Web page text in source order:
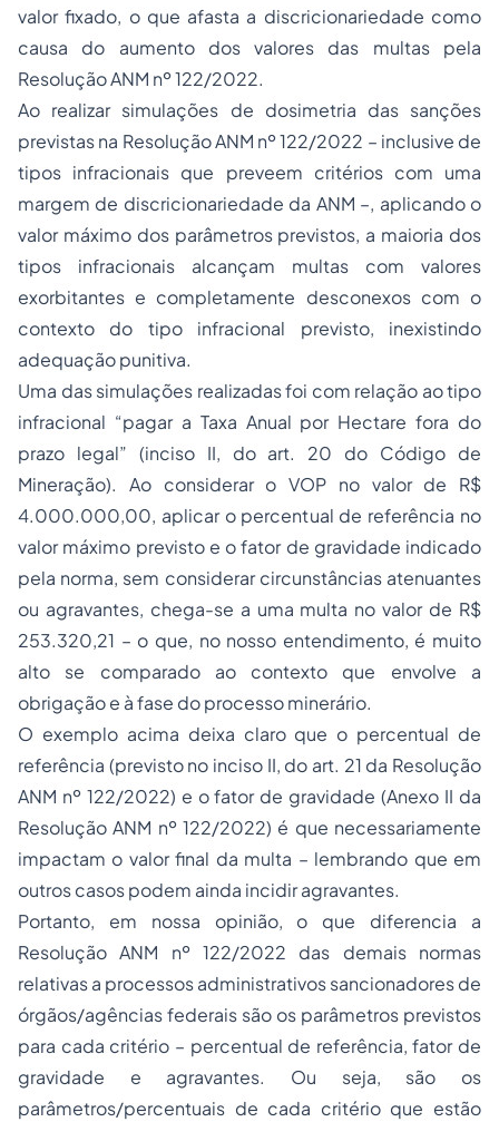
valor fixado, o que afasta a discricionariedade como
causa do aumento dos valores das multas pela
Resolução ANM nº 122/2022.
Ao realizar simulações de dosimetria das sanções
previstas na Resolução ANM nº 122/2022 – inclusive de
tipos infracionais que preveem critérios com uma
margem de discricionariedade da ANM –, aplicando o
valor máximo dos parâmetros previstos, a maioria dos
tipos infracionais alcançam multas com valores
exorbitantes e completamente desconexos com o
contexto do tipo infracional previsto, inexistindo
adequação punitiva.
Uma das simulações realizadas foi com relação ao tipo
infracional “pagar a Taxa Anual por Hectare fora do
prazo legal” (inciso II, do art. 20 do Código de
Mineração). Ao considerar o VOP no valor de R$
4.000.000,00, aplicar o percentual de referência no
valor máximo previsto e o fator de gravidade indicado
pela norma, sem considerar circunstâncias atenuantes
ou agravantes, chega-se a uma multa no valor de R$
253.320,21 – o que, no nosso entendimento, é muito
alto se comparado ao contexto que envolve a
obrigação e à fase do processo minerário.
O exemplo acima deixa claro que o percentual de
referência (previsto no inciso II, do art. 21 da Resolução
ANM nº 122/2022) e o fator de gravidade (Anexo II da
Resolução ANM nº 122/2022) é que necessariamente
impactam o valor final da multa – lembrando que em
outros casos podem ainda incidir agravantes.
Portanto, em nossa opinião, o que diferencia a
Resolução ANM nº 122/2022 das demais normas
relativas a processos administrativos sancionadores de
órgãos/agências federais são os parâmetros previstos
para cada critério – percentual de referência, fator de
gravidade e agravantes. Ou seja, são os
parâmetros/percentuais de cada critério que estão